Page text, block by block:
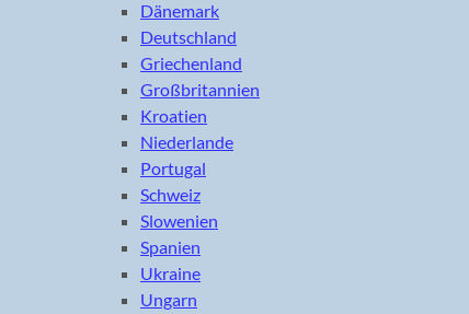
Dänemark
Deutschland
Griechenland
Großbritannien
Kroatien
Niederlande
Portugal
Schweiz
Slowenien
Spanien
Ukraine
Ungarn